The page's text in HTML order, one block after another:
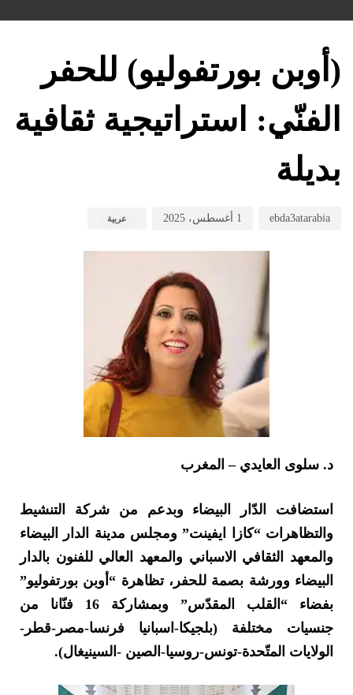
(أوبن بورتفوليو) للحفر
الفنّي: استراتيجية ثقافية
بديلة
ebda3atarabia 1 أغسطس، 2025 عربية
د. سلوى العايدي – المغرب
استضافت الدّار البيضاء وبدعم من شركة التنشيط
والتظاهرات “كازا ايفينت” ومجلس مدينة الدار البيضاء
والمعهد الثقافي الاسباني والمعهد العالي للفنون بالدار
البيضاء وورشة بصمة للحفر، تظاهرة “أوبن بورتفوليو”
بفضاء “القلب المقدّس” وبمشاركة 16 فنّانا من
جنسيات مختلفة (بلجيكا-اسبانيا فرنسا-مصر-قطر-
الولايات المتّحدة-تونس-روسيا-الصين -السينيغال).